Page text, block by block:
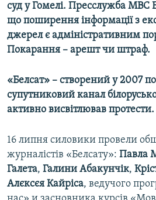
суд у Гомелі. Пресслужба МВС
що поширення інформації з
джерел є адміністративним
Покарання – арешт чи штраф.
«Белсат» – створений у 2007
супутниковий канал
активно висвітлював протести.
16 липня силовики провели
журналістів «Белсату»: Павла
Галета, Галини Абакунчік,
Алєксєя Кайріса, ведучого